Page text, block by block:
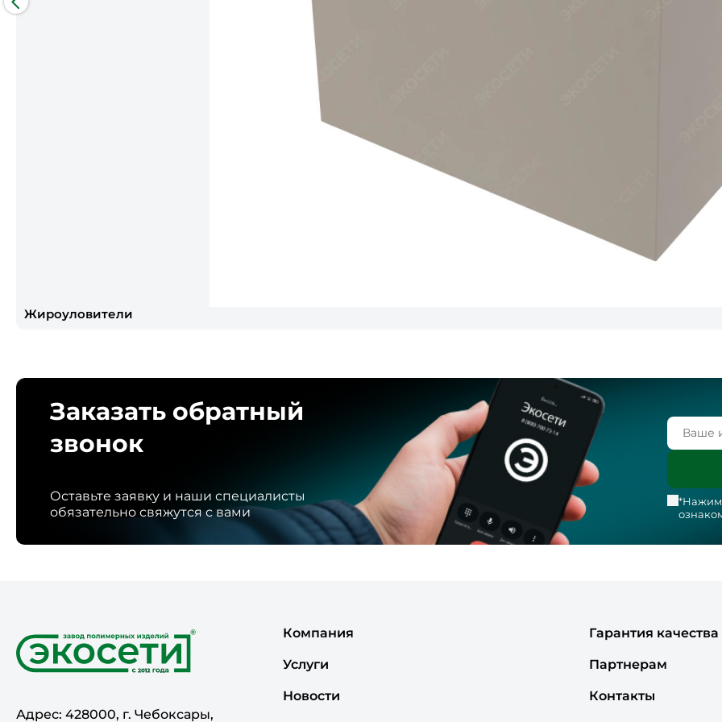
Жироуловители
Заказать обратный
звонок
Оставьте заявку и наши специалисты
обязательно свяжутся с вами
Адрес: 428000, г. Чебоксары,
Компания
Услуги
Новости
Гарантия качества
Партнерам
Контакты